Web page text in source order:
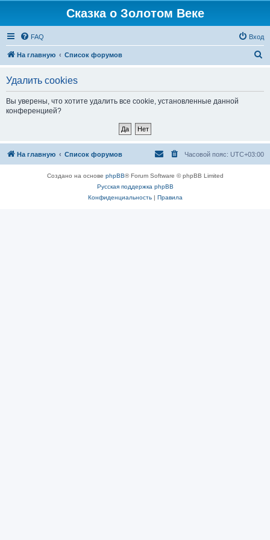
Сказка о Золотом Веке
FAQ Вход
На главную Список форумов
Удалить cookies
Вы уверены, что хотите удалить все cookie, установленные данной
конференцией?
На главную Список форумов Часовой пояс: UTC+03:00
Создано на основе phpBB® Forum Software © phpBB Limited
Русская поддержка phpBB
Конфиденциальность| Правила